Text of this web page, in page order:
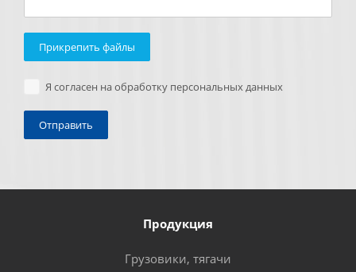
Прикрепить файлы
Я согласен на обработку персональных данных
Продукция
Грузовики, тягачи